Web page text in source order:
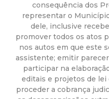
r
a
M
u
consequência dos
representar o
dele, inclusive
promover todos os atos
nos autos em que este
assistente; emitir
participar na
editais e projetos de lei
proceder a cobrança